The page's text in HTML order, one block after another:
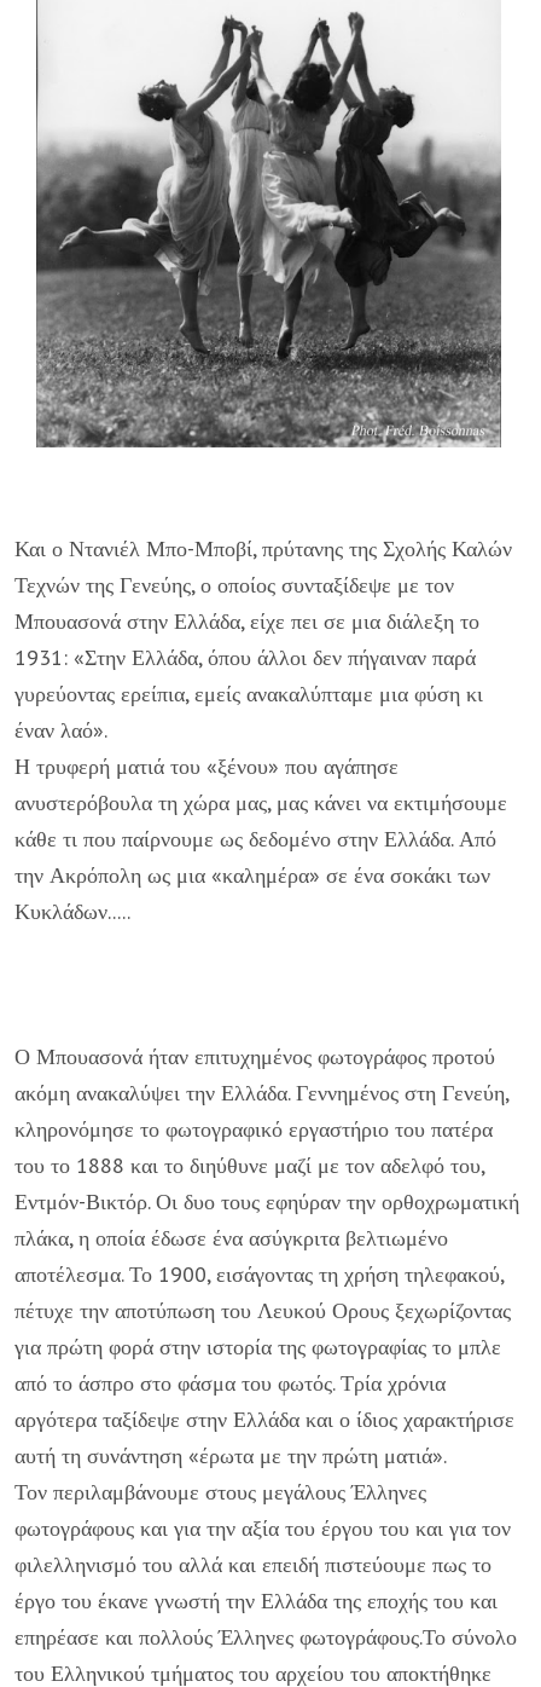
Και ο Ντανιέλ Μπο-Μποβί, πρύτανης της Σχολής Καλών
Τεχνών της Γενεύης, ο οποίος συνταξίδεψε με τον
Μπουασονά στην Ελλάδα, είχε πει σε μια διάλεξη το
1931: «Στην Ελλάδα, όπου άλλοι δεν πήγαιναν παρά
γυρεύοντας ερείπια, εμείς ανακαλύπταμε μια φύση κι
έναν λαό».
Η τρυφερή ματιά του «ξένου» που αγάπησε
ανυστερόβουλα τη χώρα μας, μας κάνει να εκτιμήσουμε
κάθε τι που παίρνουμε ως δεδομένο στην Ελλάδα. Από
την Ακρόπολη ως μια «καλημέρα» σε ένα σοκάκι των
Κυκλάδων.....
Ο Μπουασονά ήταν επιτυχημένος φωτογράφος προτού
ακόμη ανακαλύψει την Ελλάδα. Γεννημένος στη Γενεύη,
κληρονόμησε το φωτογραφικό εργαστήριο του πατέρα
του το 1888 και το διηύθυνε μαζί με τον αδελφό του,
Εντμόν-Βικτόρ. Οι δυο τους εφηύραν την ορθοχρωματική
πλάκα, η οποία έδωσε ένα ασύγκριτα βελτιωμένο
αποτέλεσμα. Το 1900, εισάγοντας τη χρήση τηλεφακού,
πέτυχε την αποτύπωση του Λευκού Ορους ξεχωρίζοντας
για πρώτη φορά στην ιστορία της φωτογραφίας το μπλε
από το άσπρο στο φάσμα του φωτός. Τρία χρόνια
αργότερα ταξίδεψε στην Ελλάδα και ο ίδιος χαρακτήρισε
αυτή τη συνάντηση «έρωτα με την πρώτη ματιά».
Τον περιλαμβάνουμε στους μεγάλους Έλληνες
φωτογράφους και για την αξία του έργου του και για τον
φιλελληνισμό του αλλά και επειδή πιστεύουμε πως το
έργο του έκανε γνωστή την Ελλάδα της εποχής του και
επηρέασε και πολλούς Έλληνες φωτογράφους.Το σύνολο
του Ελληνικού τμήματος του αρχείου του αποκτήθηκε